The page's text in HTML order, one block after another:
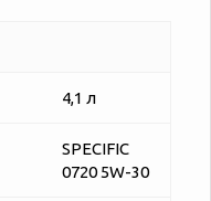
4,1 л
SPECIFIC
0720 5W-30